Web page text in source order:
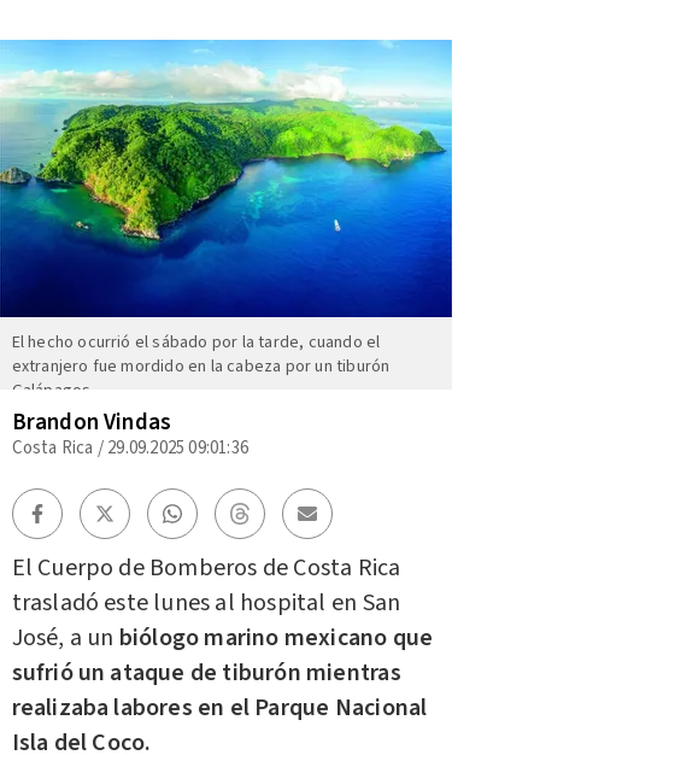
El hecho ocurrió el sábado por la tarde, cuando el
extranjero fue mordido en la cabeza por un tiburón
Galápagos.
Brandon Vindas
Costa Rica /29.09.2025 09:01:36
El Cuerpo de Bomberos de Costa Rica
trasladó este lunes al hospital en San
José, a un biólogo marino mexicano que
sufrió un ataque de tiburón mientras
realizaba labores en el Parque Nacional
Isla del Coco.